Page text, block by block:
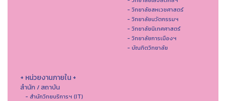
- วิทยาลัยสหเวชศาสตร์
- วิทยาลัยนวัตกรรมฯ
- วิทยาลัยนิเทศศาสตร์
- วิทยาลัยการเมืองฯ
- บัณฑิตวิทยาลัย
+ หน่วยงานภายใน +
สำนัก / สถาบัน
- สำนักวิทยบริการฯ (IT)